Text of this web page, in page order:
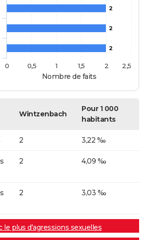
Nombre de faits
2
2
2
0
0,5 1 1,5 2 2,5
Wintzenbach
Pour 1 000
habitants
2 3,22 ‰
2 4,09 ‰
2 3,03 ‰
le plus d'agressions sexuelles